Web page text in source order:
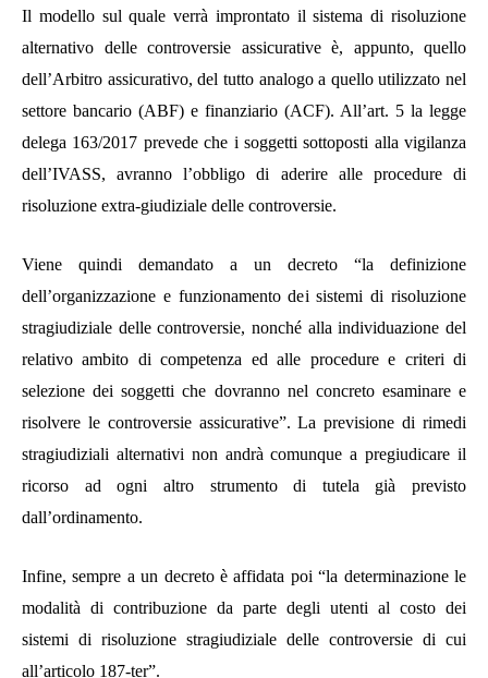
Il modello sul quale verrà improntato il sistema di risoluzione
alternativo delle controversie assicurative è, appunto, quello
dell’Arbitro assicurativo, del tutto analogo a quello utilizzato nel
settore bancario (ABF) e finanziario (ACF). All’art. 5 la legge
delega 163/2017 prevede che i soggetti sottoposti alla vigilanza
dell’IVASS, avranno l’obbligo di aderire alle procedure di
risoluzione extra-giudiziale delle controversie.
Viene quindi demandato a un decreto “la definizione
dell’organizzazione e funzionamento dei sistemi di risoluzione
stragiudiziale delle controversie, nonché alla individuazione del
relativo ambito di competenza ed alle procedure e criteri di
selezione dei soggetti che dovranno nel concreto esaminare e
risolvere le controversie assicurative”.La previsione di rimedi
stragiudiziali alternativi non andrà comunque a pregiudicare il
ricorso ad ogni altro strumento di tutela già previsto
dall’ordinamento.
Infine, sempre a un decreto è affidata poi “la determinazione le
modalità di contribuzione da parte degli utenti al costo dei
sistemi di risoluzione stragiudiziale delle controversie di cui
all’articolo 187-ter”.